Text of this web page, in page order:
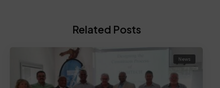
Related Posts
News